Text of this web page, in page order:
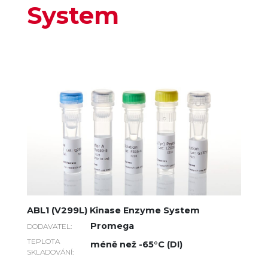
System
ABL1 (V299L) Kinase Enzyme System
DODAVATEL: Promega
TEPLOTA
SKLADOVÁNÍ:
méně než -65°C (DI)